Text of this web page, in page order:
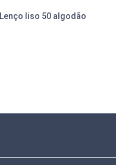
Lenço liso 50 algodão